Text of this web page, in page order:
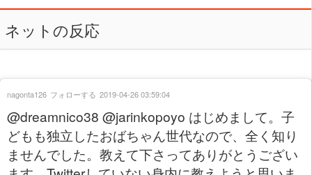
ネットの反応
@dreamnico38 @jarinkopoyo はじめまして。子
どもも独立したおばちゃん世代なので、全く知り
ませんでした。教えて下さってありがとうござい
nagonta126 フォローする 2019-04-26 03:59:04